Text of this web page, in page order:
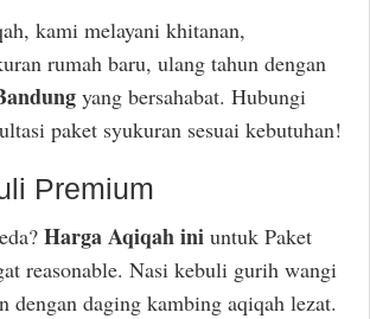
kami melayani khitanan,
rumah baru, ulang tahun dengan
yang bersahabat. Hubungi
paket syukuran sesuai kebutuhan!
Premium
Harga Aqiqah ini untuk Paket
reasonable. Nasi kebuli gurih wangi
dengan daging kambing aqiqah lezat.